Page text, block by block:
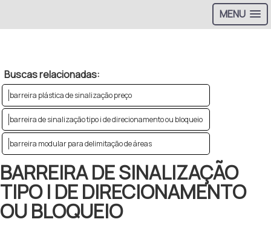
MENU
Buscas relacionadas:
barreira plástica de sinalização preço
barreira de sinalização tipo i de direcionamento ou bloqueio
barreira modular para delimitação de áreas
BARREIRA DE SINALIZAÇÃO
TIPO I DE DIRECIONAMENTO
OU BLOQUEIO